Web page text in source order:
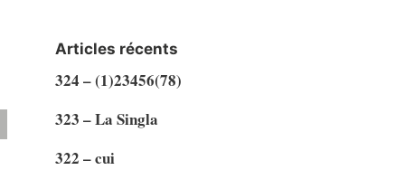
Articles récents
324 – (1)23456(78)
323 – La Singla
322 – cui